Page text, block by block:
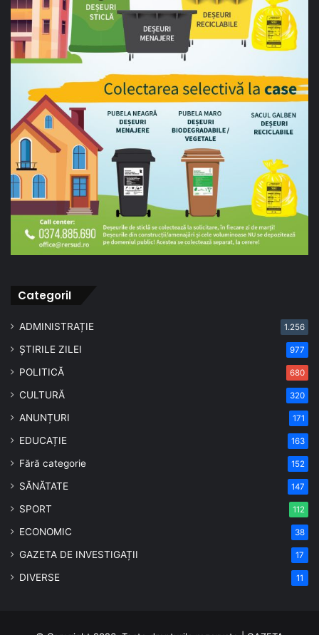
CategoriI
ADMINISTRAȚIE 1.256
ȘTIRILE ZILEI 977
POLITICĂ 680
CULTURĂ 320
ANUNȚURI 171
EDUCAȚIE 163
Fără categorie 152
SĂNĂTATE 147
SPORT 112
ECONOMIC 38
GAZETA DE INVESTIGAȚII 17
DIVERSE 11